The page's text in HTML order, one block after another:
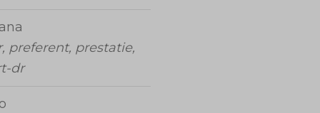
preferent, prestatie,
dr